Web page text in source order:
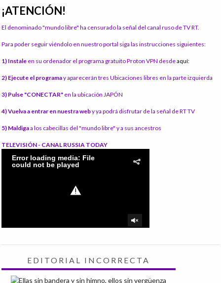
¡ATENCIÓN!
El denominado "mundo libre" ha censurado la señal del canal ruso de TV RT.
Para poder seguir viéndolo en nuestro portal siga las instrucciones siguientes:
1) Instale en su ordenador el programa gratuito Proton VPN desdeaquí:
2) Ejecute el programay aparecerán tres Ubicaciones libres en la parte izquierda
3) Pulse "CONECTAR" en la ubicación JAPÓN
4) Vuelva a entrar en nuestra weby ya podrá disfrutar de la señal de RT TV
5) Maldigaa los cabecillas del "mundo libre" y a sus ancestros
TELEVISIÓN - CANAL RUSSIA TODAY
EDITORIAL INCORRECTA